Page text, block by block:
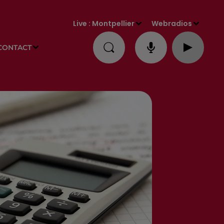
Live : Montpellier Webradios